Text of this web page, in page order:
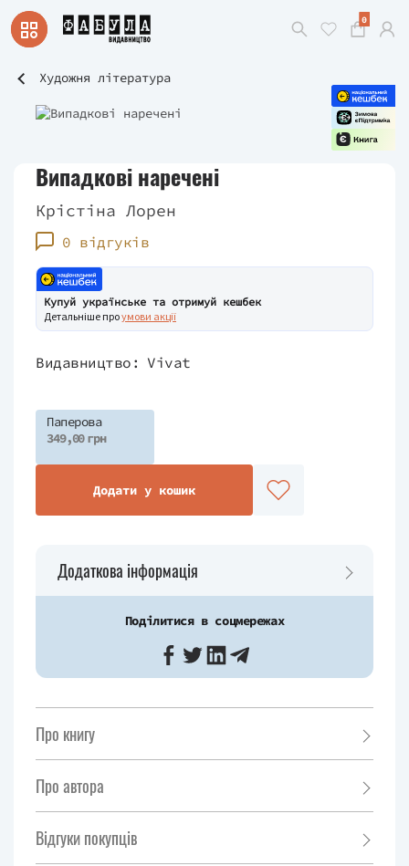
0
Художня література
Випадкові наречені
Крістіна Лорен
0 відгуків
Купуй українське та отримуй кешбек
Детальніше проумови акції
Видавництво: Vivat
Паперова
349,00 грн
Додати у кошик
Додаткова інформація
Поділитися в соцмережах
Про книгу
Про автора
Відгуки покупців